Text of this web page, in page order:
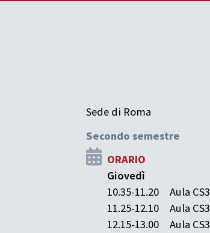
Sede di Roma
Secondo semestre
ORARIO
Giovedì
10.35-11.20
Aula CS3
11.25-12.10
Aula CS3
12.15-13.00
Aula CS3